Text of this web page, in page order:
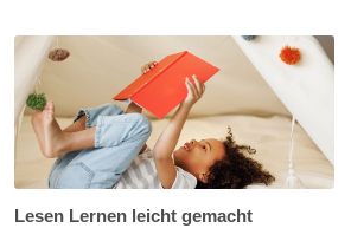
Lesen Lernen leicht gemacht